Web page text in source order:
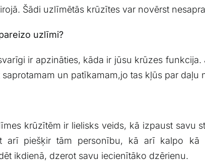
Šādi ​uzlīmētās krūzītes var‍ novērst
uzlīmi?
ir apzināties, kāda ir jūsu krūzes
un patīkamam,jo tas kļūs par daļu
krūzītēm ir lielisks veids, kā izpaust savu
arī piešķir ‌tām ⁢personību, kā⁤ arī kalpo kā
ikdienā, dzerot savu iecienītāko dzērienu.